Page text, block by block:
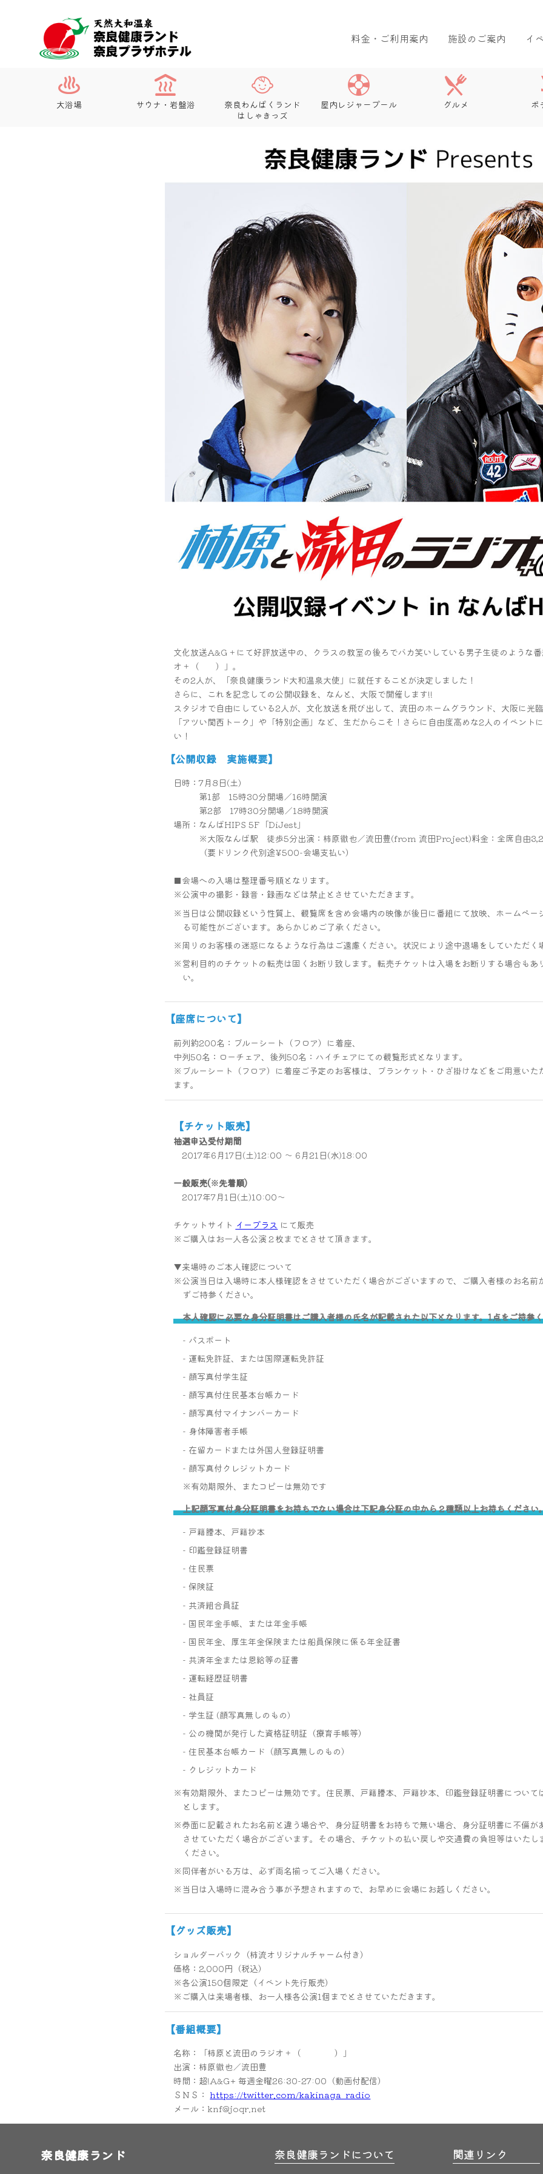
料金・ご利用案内 施設のご案内 イ
大浴場 サウナ・岩盤浴
奈良わんぱくランド
はしゃきっズ
屋内レジャープール グルメ ボ
文化放送A&G＋にて好評放送中の、クラスの教室の後ろでバカ笑いしている男子生徒のような
オ＋（ ）」。
その2人が、「奈良健康ランド大和温泉大使」に就任することが決定しました！
さらに、これを記念しての公開収録を、なんと、大阪で開催します!!
スタジオで自由にしている2人が、文化放送を飛び出して、流田のホームグラウンド、大阪に光臨
「アツい関西トーク」や「特別企画」など、生だからこそ！さらに自由度高めな2人のイベント
い！
【公開収録 実施概要】
日時：7月8日(土)
第1部 15時30分開場／16時開演
第2部 17時30分開場／18時開演
場所：なんばHIPS 5F「DiJest」
※大阪なんば駅 徒歩5分出演：柿原徹也／流田豊(from 流田Project)料金：全席自由
（要ドリンク代別途¥500-会場支払い）
■会場への入場は整理番号順となります。
公演中の撮影・録音・録画などは禁止とさせていただきます。
当日は公開収録という性質上、観覧席を含め会場内の映像が後日に番組にて放映、ホームペー
る可能性がございます。あらかじめご了承ください。
周りのお客様の迷惑になるような行為はご遠慮ください。状況により途中退場をしていただく
営利目的のチケットの転売は固くお断り致します。転売チケットは入場をお断りする場合もあ
い。
【座席について】
前列約200名：ブルーシート（フロア）に着座、
中列50名：ローチェア、後列50名：ハイチェアにての観覧形式となります。
※ブルーシート（フロア）に着座ご予定のお客様は、ブランケット・ひざ掛けなどをご用意いた
ます。
【チケット販売】
抽選申込受付期間
2017年6月17日(土)12:00 ～ 6月21日(水)18:00
一般販売(※先着順)
2017年7月1日(土)10:00～
チケットサイト イープラス にて販売
※ご購入はお一人各公演２枚までとさせて頂きます。
▼来場時のご本人確認について
公演当日は入場時に本人様確認をさせていただく場合がございますので、ご購入者様のお名前
ずご持参ください。
本人確認に必要な身分証明書はご購入者様の氏名が記載された以下となります。1点をご持参
- パスポート
- 運転免許証、または国際運転免許証
- 顔写真付学生証
- 顔写真付住民基本台帳カード
- 顔写真付マイナンバーカード
- 身体障害者手帳
- 在留カードまたは外国人登録証明書
- 顔写真付クレジットカード
※有効期限外、またコピーは無効です
上記顔写真付身分証明書をお持ちでない場合は下記身分証の中から２種類以上お持ちください
- 戸籍謄本、戸籍抄本
- 印鑑登録証明書
- 住民票
- 保険証
- 共済組合員証
- 国民年金手帳、または年金手帳
- 国民年金、厚生年金保険または船員保険に係る年金証書
- 共済年金または恩給等の証書
- 運転経歴証明書
- 社員証
- 学生証 (顔写真無しのもの)
- 公の機関が発行した資格証明証（療育手帳等）
- 住民基本台帳カード（顔写真無しのもの）
- クレジットカード
有効期限外、またコピーは無効です。住民票、戸籍謄本、戸籍抄本、印鑑登録証明書について
とします。
券面に記載されたお名前と違う場合や、身分証明書をお持ちで無い場合、身分証明書に不備が
させていただく場合がございます。その場合、チケットの払い戻しや交通費の負担等はいた
ください。
同伴者がいる方は、必ず両名揃ってご入場ください。
当日は入場時に混み合う事が予想されますので、お早めに会場にお越しください。
【グッズ販売】
ショルダーバック（柿流オリジナルチャーム付き）
価格：2,000円（税込）
※各公演150個限定（イベント先行販売）
※ご購入は来場者様、お一人様各公演1個までとさせていただきます。
【番組概要】
名称：「柿原と流田のラジオ＋（ ）」
出演：柿原徹也／流田豊
時間：超!A&G+ 毎週金曜26:30-27:00（動画付配信）
ＳＮＳ： https://twitter.com/kakinaga_radio
メール： knf@joqr.net
奈良健康ランド 奈良健康ランドについて 関連リンク